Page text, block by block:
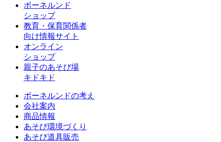
ボーネルンド
ショップ
教育・保育関係者
向け情報サイト
オンライン
ショップ
親子のあそび場
キドキド
ボーネルンドの考え
会社案内
商品情報
あそび環境づくり
あそび道具販売